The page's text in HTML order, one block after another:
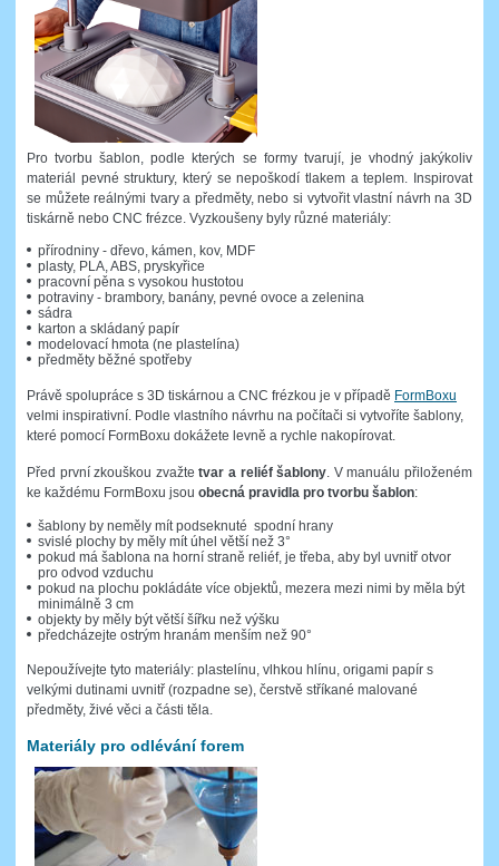
Pro tvorbu šablon, podle kterých se formy tvarují, je vhodný jakýkoliv
materiál pevné struktury, který se nepoškodí tlakem a teplem. Inspirovat
se můžete reálnými tvary a předměty, nebo si vytvořit vlastní návrh na 3D
tiskárně nebo CNC frézce. Vyzkoušeny byly různé materiály:
přírodniny - dřevo, kámen, kov, MDF
plasty, PLA, ABS, pryskyřice
pracovní pěna s vysokou hustotou
potraviny - brambory, banány, pevné ovoce a zelenina
sádra
karton a skládaný papír
modelovací hmota (ne plastelína)
předměty běžné spotřeby
Právě spolupráce s 3D tiskárnou a CNC frézkou je v případě FormBoxu
velmi inspirativní. Podle vlastního návrhu na počítači si vytvoříte šablony,
které pomocí FormBoxu dokážete levně a rychle nakopírovat.
Před první zkouškou zvažtetvar a reliéf šablony. V manuálu přiloženém
ke každému FormBoxu jsou obecná pravidla pro tvorbu šablon:
šablony by neměly mít podseknuté spodní hrany
svislé plochy by měly mít úhel větší než 3°
pokud má šablona na horní straně reliéf, je třeba, aby byl uvnitř otvor
pro odvod vzduchu
pokud na plochu pokládáte více objektů, mezera mezi nimi by měla být
minimálně 3 cm
objekty by měly být větší šířku než výšku
předcházejte ostrým hranám menším než 90°
Nepoužívejte tyto materiály: plastelínu, vlhkou hlínu, origami papír s
velkými dutinami uvnitř (rozpadne se), čerstvě stříkané malované
předměty, živé věci a části těla.
Materiály pro odlévání forem